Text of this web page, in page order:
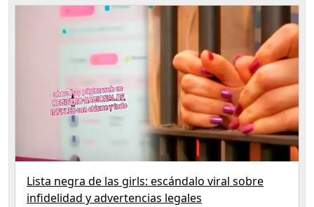
Lista negra de las girls: escándalo viral sobre
infidelidad y advertencias legales